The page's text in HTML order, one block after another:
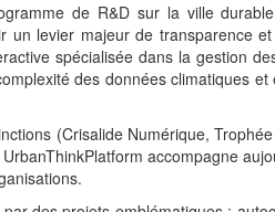
de R&D sur la ville
un levier majeur de transparence
spécialisée dans la gestion
des données climatiques
(Crisalide Numérique,
accompagne